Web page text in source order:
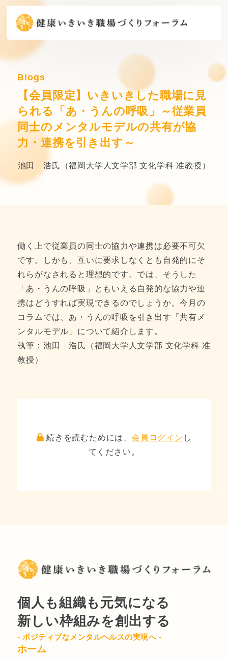
Blogs
【会員限定】いきいきした職場に見
られる「あ・うんの呼吸」～従業員
同士のメンタルモデルの共有が協
力・連携を引き出す～
池田 浩氏（福岡大学人文学部 文化学科 准教授）
働く上で従業員の同士の協力や連携は必要不可欠
です。しかも、互いに要求しなくとも自発的にそ
れらがなされると理想的です。では、そうした
「あ・うんの呼吸」ともいえる自発的な協力や連
携はどうすれば実現できるのでしょうか。今月の
コラムでは、あ・うんの呼吸を引き出す「共有メ
ンタルモデル」について紹介します。
執筆：池田 浩氏（福岡大学人文学部 文化学科 准
教授）
続きを読むためには、 会員ログイン し
てください。
個人も組織も元気になる
新しい枠組みを創出する
- ポジティブなメンタルヘルスの実現へ -
ホーム